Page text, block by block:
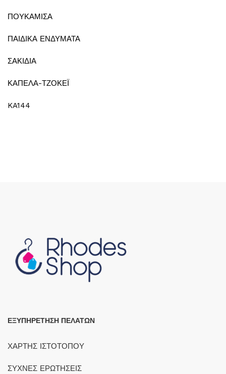
ΠΟΥΚΑΜΙΣΑ
ΠΑΙΔΙΚΑ ΕΝΔΥΜΑΤΑ
ΣΑΚΙΔΙΑ
ΚΑΠΕΛΑ-ΤΖΟΚΕΪ
KA144
ΕΞΥΠΗΡΕΤΗΣΗ ΠΕΛΑΤΩΝ
ΧΑΡΤΗΣ ΙΣΤΟΤΟΠΟΥ
ΣΥΧΝΕΣ ΕΡΩΤΗΣΕΙΣ